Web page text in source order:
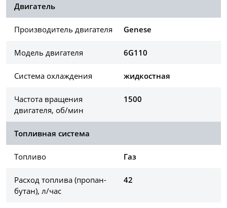
Двигатель
Производитель двигателя Genese
Модель двигателя 6G110
Система охлаждения жидкостная
Частота вращения
двигателя, об/мин
1500
Топливная система
Топливо Газ
Расход топлива (пропан-
бутан), л/час
42